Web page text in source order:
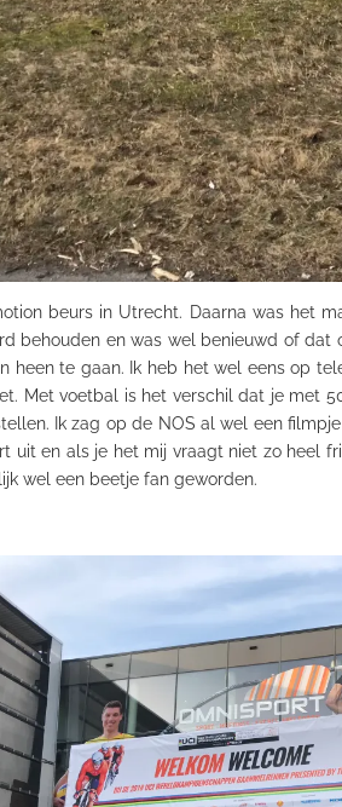
beurs in Utrecht. Daarna was het
behouden en was wel benieuwd of
heen te gaan. Ik heb het wel eens op
Met voetbal is het verschil dat je met
Ik zag op de NOS al wel een
uit en als je het mij vraagt niet zo heel
wel een beetje fan geworden.